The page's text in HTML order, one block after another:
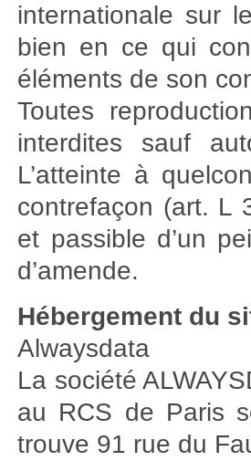
internationale sur
bien en ce qui
éléments de son
Toutes
interdites sauf
L’atteinte à
contrefaçon (art. L
et passible d’un
d’amende.
Hébergement du
Alwaysdata
La société
au RCS de Paris
trouve 91 rue du